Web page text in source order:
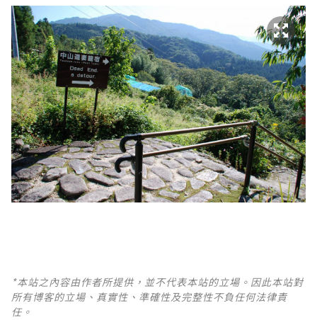
*本站之內容由作者所提供，並不代表本站的立場。因此本站對
所有博客的立場、真實性、準確性及完整性不負任何法律責
任。